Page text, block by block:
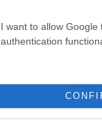
I want to allow
authentication